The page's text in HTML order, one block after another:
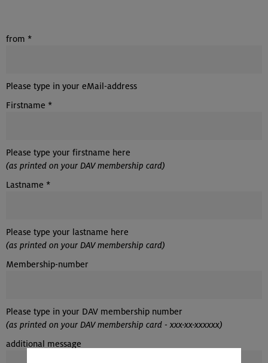
from *
Please type in your eMail-address
Firstname *
Please type your firstname here
(as printed on your DAV membership card)
Lastname *
Please type your lastname here
(as printed on your DAV membership card)
Membership-number
Please type in your DAV membership number
(as printed on your DAV membership card - xxx-xx-xxxxxx)
additional message